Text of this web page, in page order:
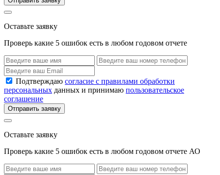
Оставьте заявку
Проверь какие 5 ошибок есть в любом годовом отчете
Подтверждаю согласие с правилами обработки
персональных данных и принимаю пользовательское
соглашение
Отправить заявку
Оставьте заявку
Проверь какие 5 ошибок есть в любом годовом отчете АО